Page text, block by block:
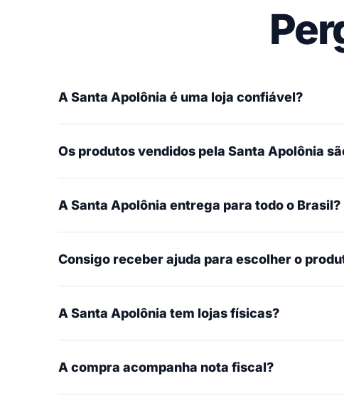
A Santa Apolônia é uma loja confiável?
Os produtos vendidos pela Santa Apolônia
A Santa Apolônia entrega para todo o Brasil?
Consigo receber ajuda para escolher o
A Santa Apolônia tem lojas físicas?
A compra acompanha nota fiscal?